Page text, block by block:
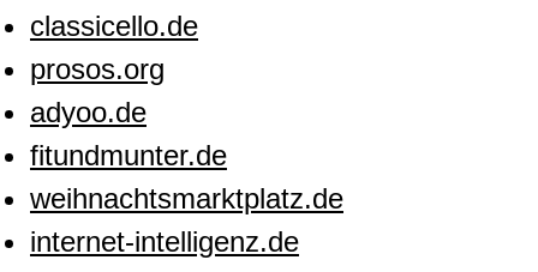
classicello.de
prosos.org
adyoo.de
fitundmunter.de
weihnachtsmarktplatz.de
internet-intelligenz.de